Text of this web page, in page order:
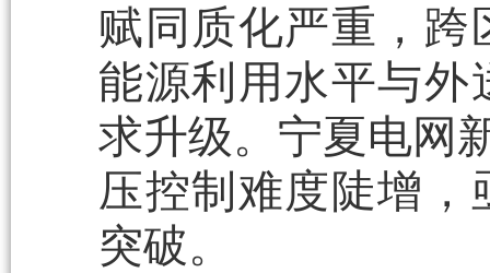
赋同质化严重，
能源利用水平与外
求升级。宁夏电网
压控制难度陡增
突破。